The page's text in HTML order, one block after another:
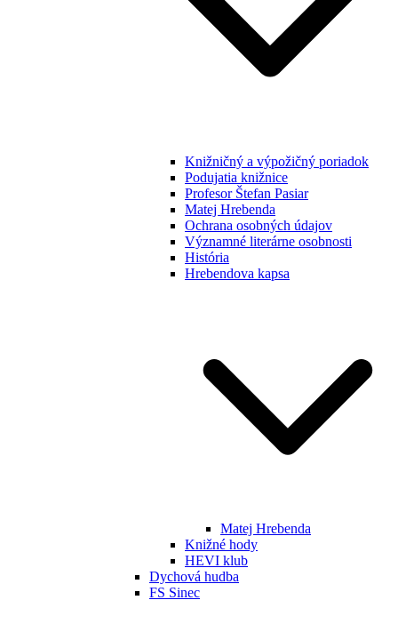
Knižničný a výpožičný poriadok
Podujatia knižnice
Profesor Štefan Pasiar
Matej Hrebenda
Ochrana osobných údajov
Významné literárne osobnosti
História
Hrebendova kapsa
Matej Hrebenda
Knižné hody
HEVI klub
Dychová hudba
FS Sinec